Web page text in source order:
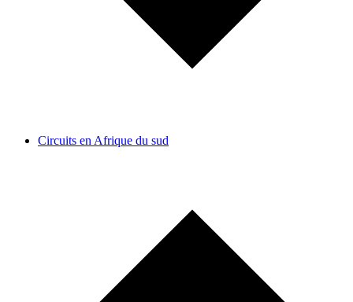
Circuits en Afrique du sud